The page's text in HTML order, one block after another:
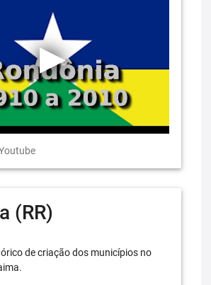
(RR)
de criação dos municípios no